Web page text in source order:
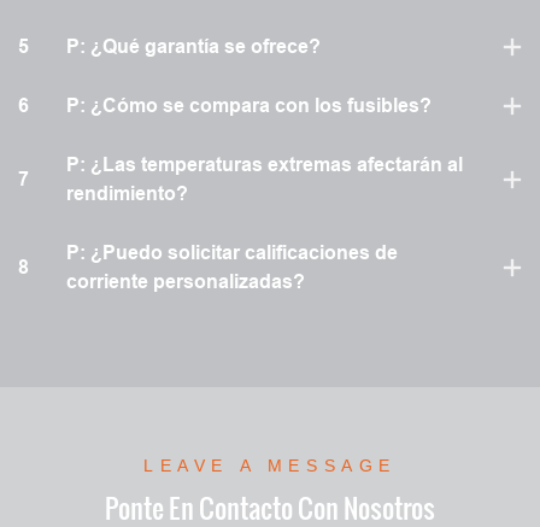
5 P: ¿Qué garantía se ofrece?
6 P: ¿Cómo se compara con los fusibles?
7
P: ¿Las temperaturas extremas afectarán al
rendimiento?
8
P: ¿Puedo solicitar calificaciones de
corriente personalizadas?
LEAVE A MESSAGE
Ponte En Contacto Con Nosotros